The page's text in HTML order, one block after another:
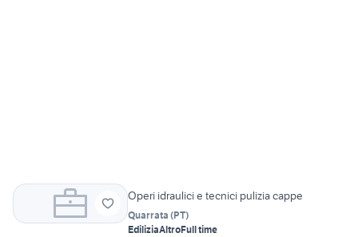
Operi idraulici e tecnici pulizia cappe
Quarrata (PT)
EdiliziaAltroFull time